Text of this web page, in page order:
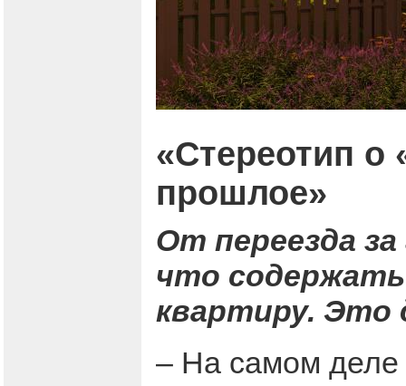
«Стереотип о
прошлое»
От переезда
что
квартиру. Это
– На самом деле